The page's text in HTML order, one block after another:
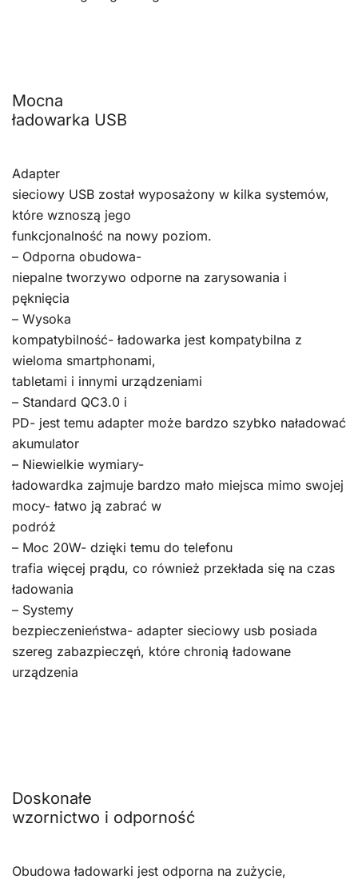
Mocna
ładowarka USB
Adapter
sieciowy USB został wyposażony w kilka systemów,
które wznoszą jego
funkcjonalność na nowy poziom.
– Odporna obudowa-
niepalne tworzywo odporne na zarysowania i
pęknięcia
– Wysoka
kompatybilność- ładowarka jest kompatybilna z
wieloma smartphonami,
tabletami i innymi urządzeniami
– Standard QC3.0 i
PD- jest temu adapter może bardzo szybko naładować
akumulator
– Niewielkie wymiary-
ładowardka zajmuje bardzo mało miejsca mimo swojej
mocy- łatwo ją zabrać w
podróż
– Moc 20W- dzięki temu do telefonu
trafia więcej prądu, co również przekłada się na czas
ładowania
– Systemy
bezpieczenieństwa- adapter sieciowy usb posiada
szereg zabazpieczęń, które chronią ładowane
urządzenia
Doskonałe
wzornictwo i odporność
Obudowa ładowarki jest odporna na zużycie,